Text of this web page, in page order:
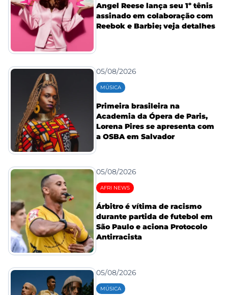
Angel Reese lança seu 1º tênis
assinado em colaboração com
Reebok e Barbie; veja detalhes
05/08/2026
MÚSICA
Primeira brasileira na
Academia da Ópera de Paris,
Lorena Pires se apresenta com
a OSBA em Salvador
05/08/2026
AFRI NEWS
Árbitro é vítima de racismo
durante partida de futebol em
São Paulo e aciona Protocolo
Antirracista
05/08/2026
MÚSICA